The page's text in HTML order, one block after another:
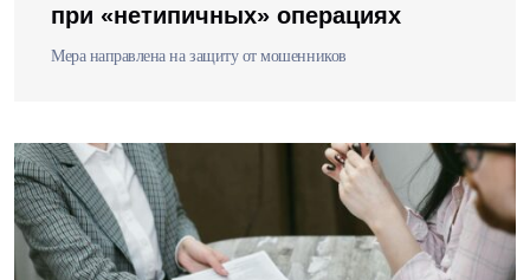
при «нетипичных» операциях
Мера направлена на защиту от мошенников